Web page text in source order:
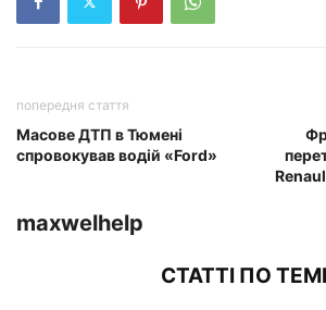
попередня стаття
Масове ДТП в Тюмені
спровокував водій «Ford»
maxwelhelp
СТАТТІ ПО ТЕМІ